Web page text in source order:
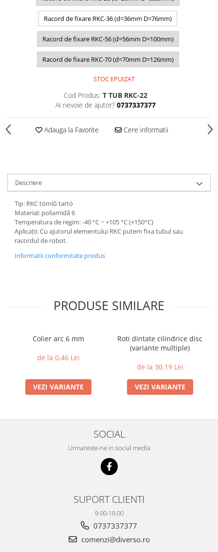
Racord de fixare RKC-36 (d=36mm D=76mm)
Racord de fixare RKC-56 (d=56mm D=100mm)
Racord de fixare RKC-70 (d=70mm D=126mm)
STOC EPUIZAT
Cod Produs: T TUB RKC-22
Ai nevoie de ajutor? 0737337377
Adauga la Favorite Cere informatii
Descriere
Tip: RKC tömlő tartó
Material: poliamidă 6
Temperatura de regim: -40 °C ~ +105 °C (+150°C)
Aplicații: Cu ajutorul elementului RKC putem fixa tubul sau
racordul de robot.
Informatii conformitate produs
PRODUSE SIMILARE
Colier arc 6 mm
de la 0,46 Lei
VEZI VARIANTE
Roti dintate cilindrice disc
(variante multiple)
de la 30,19 Lei
VEZI VARIANTE
SOCIAL
Urmareste-ne in social media
SUPORT CLIENTI
9.00-19.00
0737337377
comenzi@diverso.ro